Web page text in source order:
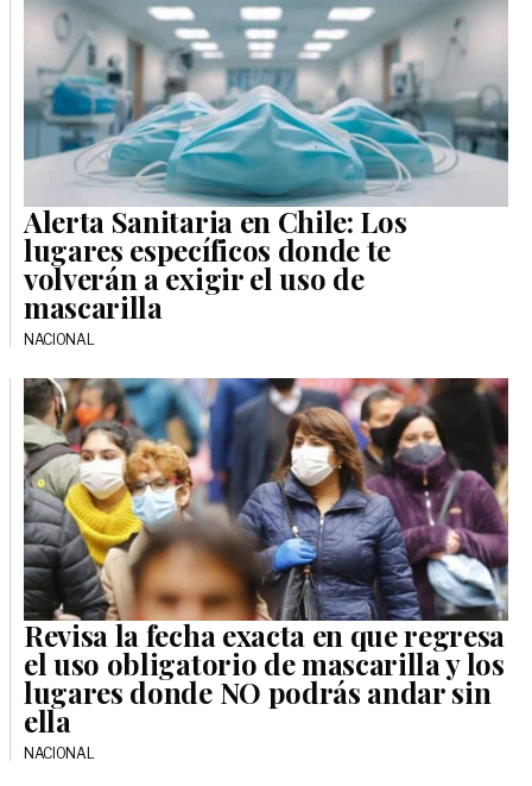
Alerta Sanitaria en Chile: Los
lugares específicos donde te
volverán a exigir el uso de
mascarilla
NACIONAL
Revisa la fecha exacta en que regresa
el uso obligatorio de mascarilla y los
lugares donde NO podrás andar sin
ella
NACIONAL